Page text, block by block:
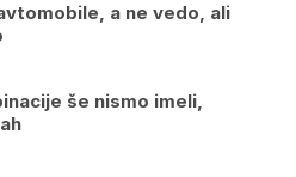
a ne vedo, ali
še nismo imeli,